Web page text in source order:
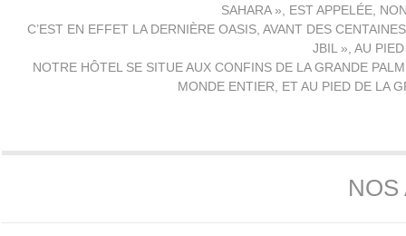
SAHARA », EST APPELÉE,
C’EST EN EFFET LA DERNIÈRE OASIS, AVANT DES
JBIL », AU
NOTRE HÔTEL SE SITUE AUX CONFINS DE LA GRANDE
MONDE ENTIER, ET AU PIED DE LA
NOS